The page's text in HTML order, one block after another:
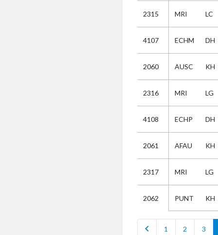
2315 MRI LC
4107 ECHM DH
2060 AUSC KH
2316 MRI LG
4108 ECHP DH
2061 AFAU KH
2317 MRI LG
2062 PUNT KH
chevron_left 1 2 3